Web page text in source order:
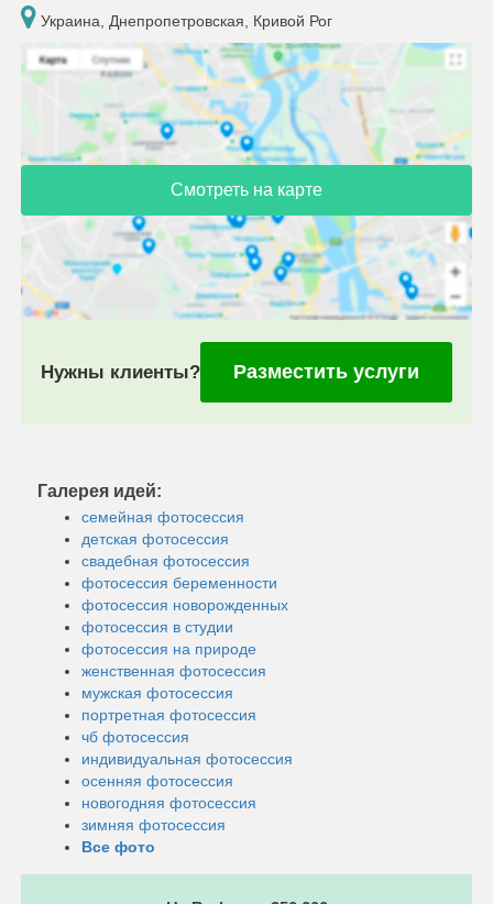
Украина, Днепропетровская, Кривой Рог
Смотреть на карте
Нужны клиенты? Разместить услуги
Галерея идей:
семейная фотосессия
детская фотосессия
свадебная фотосессия
фотосессия беременности
фотосессия новорожденных
фотосессия в студии
фотосессия на природе
женственная фотосессия
мужская фотосессия
портретная фотосессия
чб фотосессия
индивидуальная фотосессия
осенняя фотосессия
новогодняя фотосессия
зимняя фотосессия
Все фото